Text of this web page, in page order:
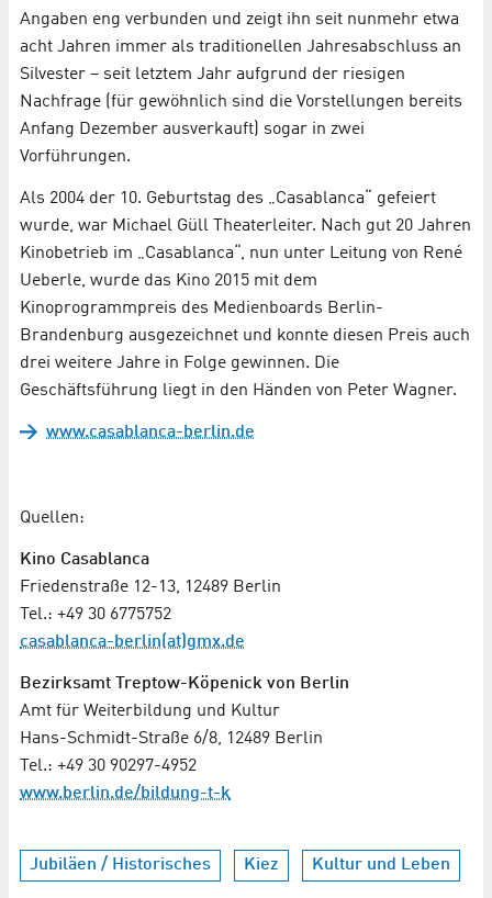
Angaben eng verbunden und zeigt ihn seit nunmehr etwa
acht Jahren immer als traditionellen Jahresabschluss an
Silvester – seit letztem Jahr aufgrund der riesigen
Nachfrage (für gewöhnlich sind die Vorstellungen bereits
Anfang Dezember ausverkauft) sogar in zwei
Vorführungen.
Als 2004 der 10. Geburtstag des „Casablanca“ gefeiert
wurde, war Michael Güll Theaterleiter. Nach gut 20 Jahren
Kinobetrieb im „Casablanca“, nun unter Leitung von René
Ueberle, wurde das Kino 2015 mit dem
Kinoprogrammpreis des Medienboards Berlin-
Brandenburg ausgezeichnet und konnte diesen Preis auch
drei weitere Jahre in Folge gewinnen. Die
Geschäftsführung liegt in den Händen von Peter Wagner.
www.casablanca-berlin.de
Quellen:
Kino Casablanca
Friedenstraße 12-13, 12489 Berlin
Tel.: +49 30 6775752
casablanca-berlin(at)gmx.de
Bezirksamt Treptow-Köpenick von Berlin
Amt für Weiterbildung und Kultur
Hans-Schmidt-Straße 6/8, 12489 Berlin
Tel.: +49 30 90297-4952
www.berlin.de/bildung-t-k
Jubiläen / Historisches Kiez Kultur und Leben